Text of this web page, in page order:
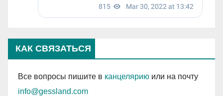
КАК СВЯЗАТЬСЯ
Все вопросы пишите в канцелярию или на почту
info@gessland.com